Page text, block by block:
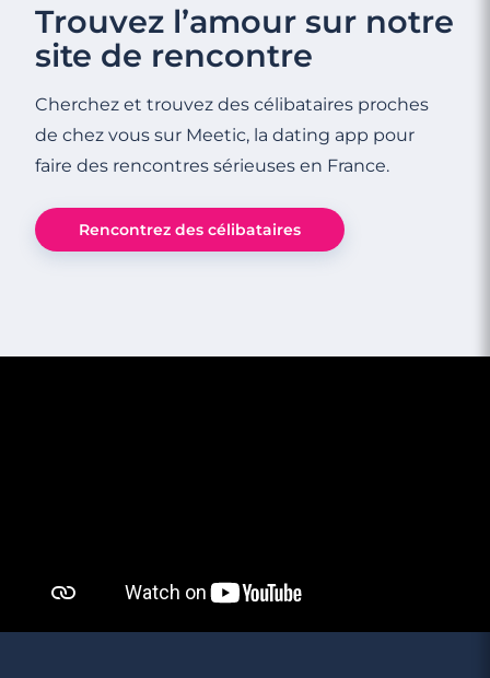
Trouvez l’amour sur notre
site de rencontre
Cherchez et trouvez des célibataires proches
de chez vous sur Meetic, la dating app pour
faire des rencontres sérieuses en France.
Rencontrez des célibataires